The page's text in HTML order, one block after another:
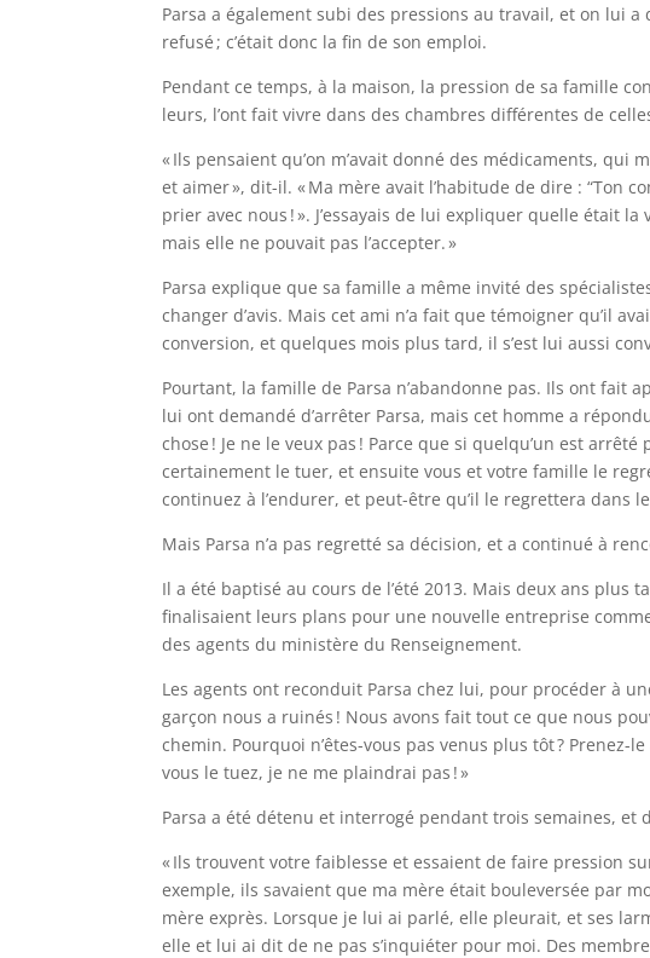
Parsa a également subi des pressions au travail, et on lui a
refusé ; c’était donc la fin de son emploi.
Pendant ce temps, à la maison, la pression de sa famille
leurs, l’ont fait vivre dans des chambres différentes de
« Ils pensaient qu’on m’avait donné des médicaments,
et aimer », dit-il. « Ma mère avait l’habitude de dire : “Ton
prier avec nous ! ». J’essayais de lui expliquer quelle était
mais elle ne pouvait pas l’accepter. »
Parsa explique que sa famille a même invité des
changer d’avis. Mais cet ami n’a fait que témoigner qu’il
conversion, et quelques mois plus tard, il s’est lui aussi
Pourtant, la famille de Parsa n’abandonne pas. Ils ont fait
lui ont demandé d’arrêter Parsa, mais cet homme a
chose ! Je ne le veux pas ! Parce que si quelqu’un est
certainement le tuer, et ensuite vous et votre famille le
continuez à l’endurer, et peut-être qu’il le regrettera dans
Mais Parsa n’a pas regretté sa décision, et a continué à
Il a été baptisé au cours de l’été 2013. Mais deux ans plus
finalisaient leurs plans pour une nouvelle entreprise
des agents du ministère du Renseignement.
Les agents ont reconduit Parsa chez lui, pour procéder à
garçon nous a ruinés ! Nous avons fait tout ce que nous
chemin. Pourquoi n’êtes-vous pas venus plus tôt ?
vous le tuez, je ne me plaindrai pas ! »
Parsa a été détenu et interrogé pendant trois semaines, et
« Ils trouvent votre faiblesse et essaient de faire pression
exemple, ils savaient que ma mère était bouleversée par
mère exprès. Lorsque je lui ai parlé, elle pleurait, et ses
elle et lui ai dit de ne pas s’inquiéter pour moi. Des